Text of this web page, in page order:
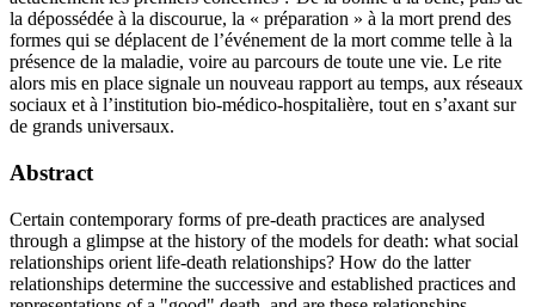
la dépossédée à la discourue, la « préparation » à la mort prend des
formes qui se déplacent de l’événement de la mort comme telle à la
présence de la maladie, voire au parcours de toute une vie. Le rite
alors mis en place signale un nouveau rapport au temps, aux réseaux
sociaux et à l’institution bio-médico-hospitalière, tout en s’axant sur
de grands universaux.
Abstract
Certain contemporary forms of pre-death practices are analysed
through a glimpse at the history of the models for death: what social
relationships orient life-death relationships? How do the latter
relationships determine the successive and established practices and